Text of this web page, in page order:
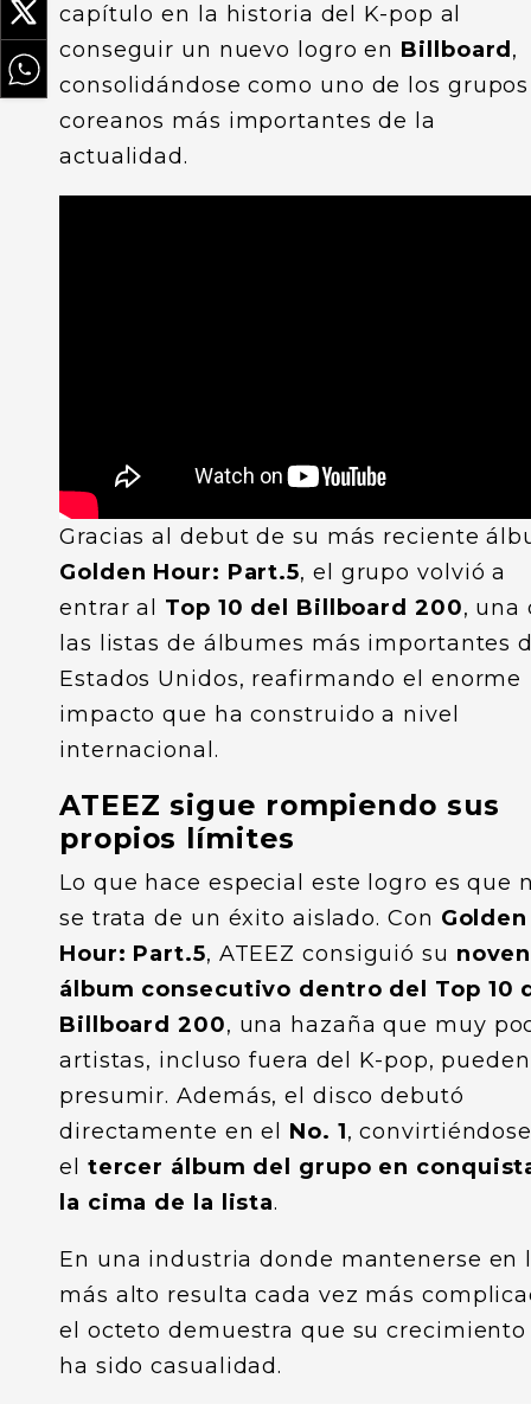
capítulo en la historia del K-pop al
conseguir un nuevo logro en Billboard ,
consolidándose como uno de los grupos
coreanos más importantes de la
actualidad.
Gracias al debut de su más reciente
Golden Hour: Part.5, el grupo volvió a
entrar al Top 10 del Billboard 200, una
las listas de álbumes más importantes
Estados Unidos, reafirmando el enorme
impacto que ha construido a nivel
internacional.
ATEEZ sigue rompiendo sus
propios límites
Lo que hace especial este logro es que
se trata de un éxito aislado. Con Golden
Hour: Part.5, ATEEZ consiguió su
álbum consecutivo dentro del Top 10
Billboard 200, una hazaña que muy
artistas, incluso fuera del K-pop, pueden
presumir. Además, el disco debutó
directamente en el No. 1,
el tercer álbum del grupo en
la cima de la lista.
En una industria donde mantenerse en
más alto resulta cada vez más
el octeto demuestra que su crecimiento
ha sido casualidad.